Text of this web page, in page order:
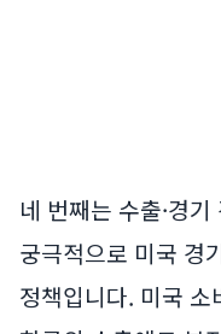
네 번째는 수출·경
궁극적으로 미국 경
정책입니다. 미국